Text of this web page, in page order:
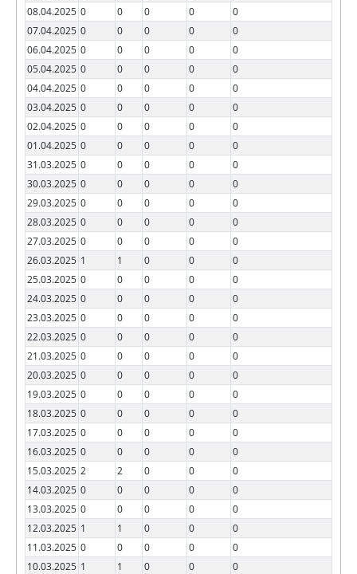
08.04.2025 0 0 0 0
0
07.04.2025 0 0 0 0
0
06.04.2025 0 0 0 0
0
05.04.2025 0 0 0 0
0
04.04.2025 0 0 0 0
0
03.04.2025 0 0 0 0
0
02.04.2025 0 0 0 0
0
01.04.2025 0 0 0 0
0
31.03.2025 0 0 0 0
0
30.03.2025 0 0 0 0
0
29.03.2025 0 0 0 0
0
28.03.2025 0 0 0 0
0
27.03.2025 0 0 0 0
0
26.03.2025 1 1 0 0
0
25.03.2025 0 0 0 0
0
24.03.2025 0 0 0 0
0
23.03.2025 0 0 0 0
0
22.03.2025 0 0 0 0
0
21.03.2025 0 0 0 0
0
20.03.2025 0 0 0 0
0
19.03.2025 0 0 0 0
0
18.03.2025 0 0 0 0
0
17.03.2025 0 0 0 0
0
16.03.2025 0 0 0 0
0
15.03.2025 2 2 0 0
0
14.03.2025 0 0 0 0
0
13.03.2025 0 0 0 0
0
12.03.2025 1 1 0 0
0
11.03.2025 0 0 0 0
0
10.03.2025 1 1 0 0
0